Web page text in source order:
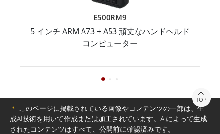
E500RM9
5 インチ ARM A73 + A53 頑丈なハンドヘルド
コンピューター
TOP
＊ このページに掲載されている画像やコンテンツの一部は、生
成AI技術を用いて作成または加工されています。AIによって生成
されたコンテンツはすべて、公開前に確認済みです。